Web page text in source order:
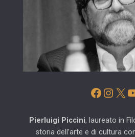
X
Pierluigi Piccini, laureato in
storia dell’arte e di cultura